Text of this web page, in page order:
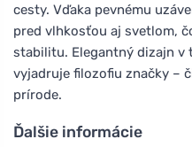
cesty. Vďaka pevnému
pred vlhkosťou aj svetlom,
stabilitu. Elegantný dizajn v
vyjadruje filozofiu značky –
prírode.
Ďalšie informácie